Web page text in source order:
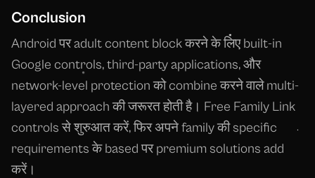
Conclusion
Android पर adult content block करने के लिए built-in
Google controls, third-party applications, और
network-level protection को combine करने वाले multi-
layered approach की जरूरत होती है। Free Family Link
controls से शुरुआत करें, फिर अपने family की specific
requirements के based पर premium solutions add
करें।